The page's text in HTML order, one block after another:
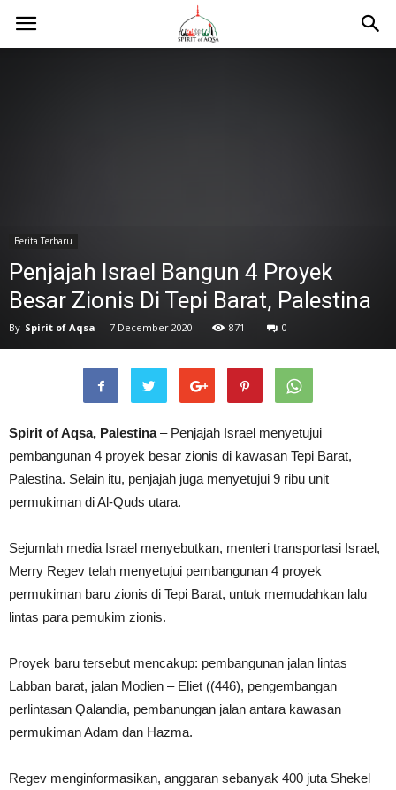
Berita Terbaru
Penjajah Israel Bangun 4 Proyek
Besar Zionis Di Tepi Barat, Palestina
By Spirit of Aqsa - 7 December 2020 871 0
Spirit of Aqsa, Palestina– Penjajah Israel menyetujui
pembangunan 4 proyek besar zionis di kawasan Tepi Barat,
Palestina. Selain itu, penjajah juga menyetujui 9 ribu unit
permukiman di Al-Quds utara.
Sejumlah media Israel menyebutkan, menteri transportasi Israel,
Merry Regev telah menyetujui pembangunan 4 proyek
permukiman baru zionis di Tepi Barat, untuk memudahkan lalu
lintas para pemukim zionis.
Proyek baru tersebut mencakup: pembangunan jalan lintas
Labban barat, jalan Modien – Eliet ((446), pengembangan
perlintasan Qalandia, pembanungan jalan antara kawasan
permukiman Adam dan Hazma.
Regev menginformasikan, anggaran sebanyak 400 juta Shekel